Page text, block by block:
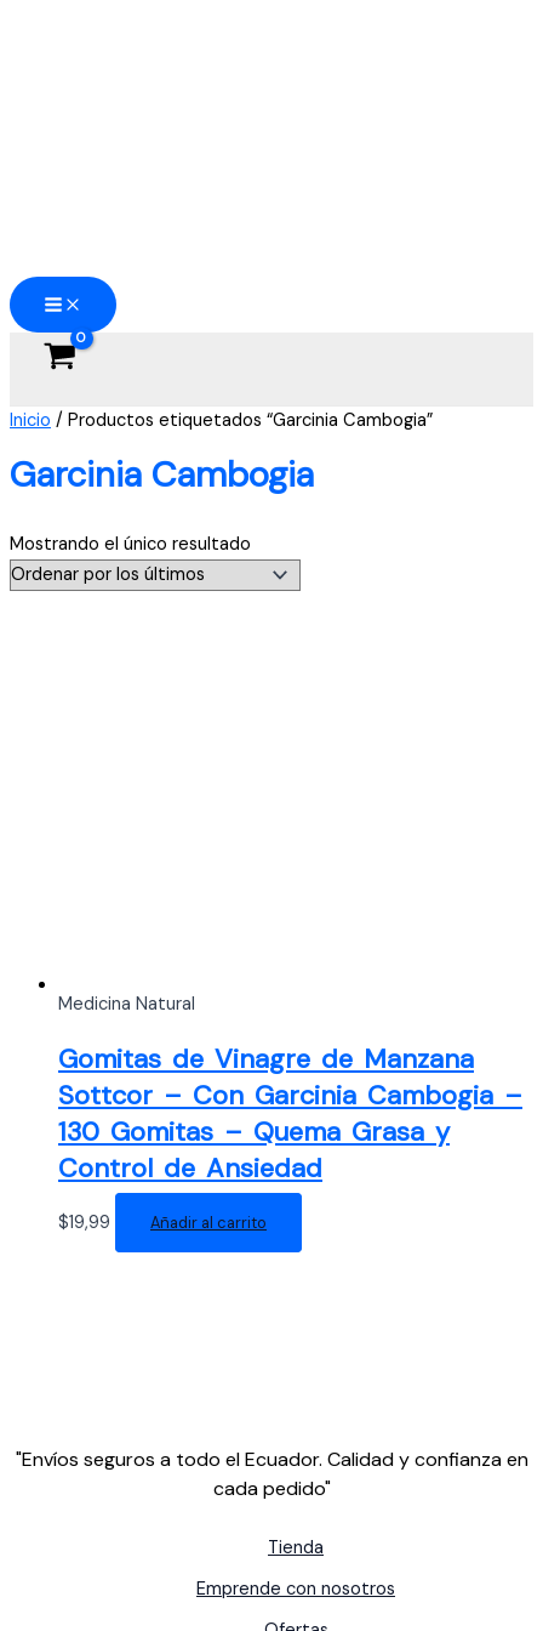
Inicio / Productos etiquetados “Garcinia Cambogia”
Garcinia Cambogia
Mostrando el único resultado
Medicina Natural
Gomitas de Vinagre de Manzana
Sottcor – Con Garcinia Cambogia –
130 Gomitas – Quema Grasa y
Control de Ansiedad
$19,99 Añadir al carrito
"Envíos seguros a todo el Ecuador. Calidad y confianza en
cada pedido"
Tienda
Emprende con nosotros